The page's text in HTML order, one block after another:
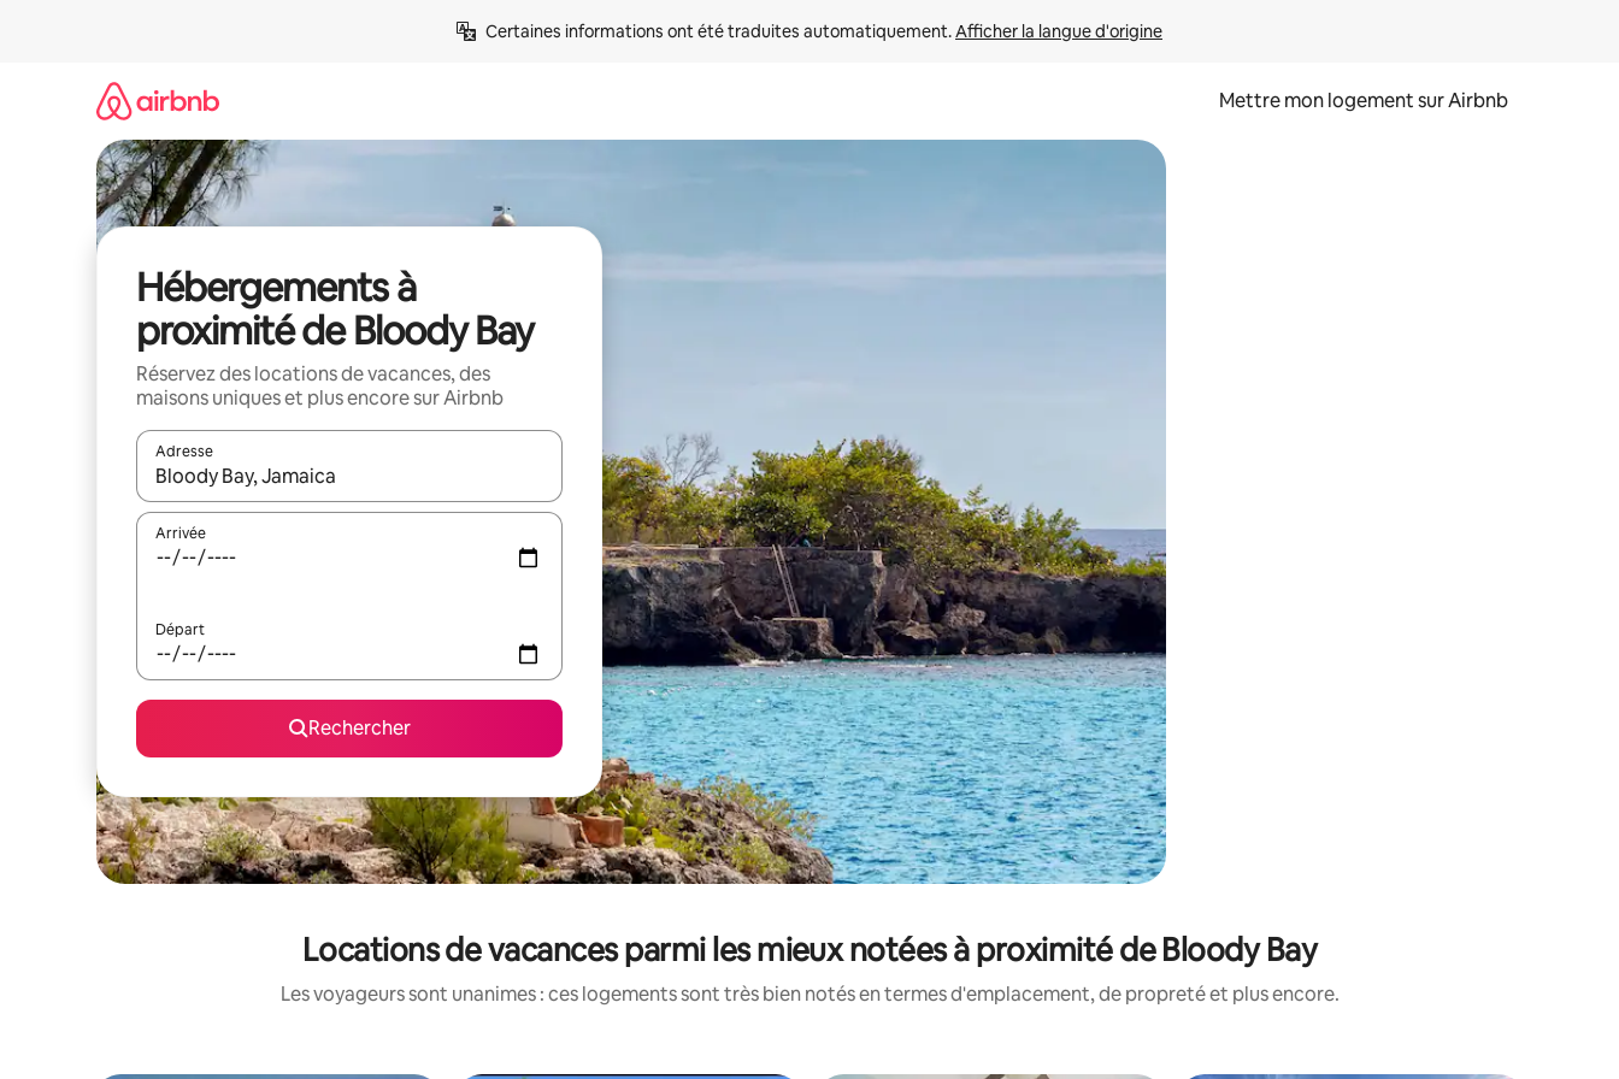
Certaines informations ont été traduites automatiquement. Afficher la langue d'origine
Mettre mon logement sur Airbnb
Hébergements à
proximité de Bloody Bay
Réservez des locations de vacances, des
maisons uniques et plus encore sur Airbnb
Adresse
Lorsque les résultats s'affichent, utilisez les flèches vers le haut et vers le bas pour les parcourir ou en appuyant et en faisant glisser.
Arrivée
Départ
Rechercher
Locations de vacances parmi les mieux notées à proximité de Bloody Bay
Les voyageurs sont unanimes : ces logements sont très bien notés en termes d'emplacement, de propreté et plus encore.